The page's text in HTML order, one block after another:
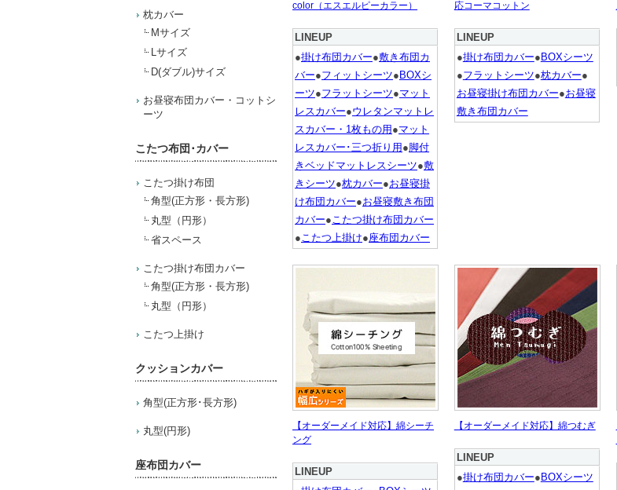
枕カバー
Mサイズ
Lサイズ
D(ダブル)サイズ
お昼寝布団カバー・コットシ
ーツ
こたつ布団･カバー
こたつ掛け布団
角型(正方形・長方形)
丸型（円形）
省スペース
こたつ掛け布団カバー
角型(正方形・長方形)
丸型（円形）
こたつ上掛け
クッションカバー
角型(正方形･長方形)
丸型(円形)
座布団カバー
color（エスエルピーカラー）
LINEUP
●掛け布団カバー●敷き布団カ
バー●フィットシーツ● BOXシ
ーツ●フラットシーツ●マット
レスカバー●ウレタンマットレ
スカバー・1枚もの用 ●マット
レスカバー･三つ折り用 ●脚付
きベッドマットレスシーツ●敷
きシーツ●枕カバー●お昼寝掛
け布団カバー●お昼寝敷き布団
カバー●こたつ掛け布団カバー
●こたつ上掛け●座布団カバー
応コーマコットン
LINEUP
●掛け布団カバー● BOXシーツ
●フラットシーツ●枕カバー●
お昼寝掛け布団カバー●お昼寝
敷き布団カバー
【オーダーメイド対応】綿シーチ
ング
LINEUP
【オーダーメイド対応】綿つむぎ
LINEUP
●掛け布団カバー● BOXシーツ